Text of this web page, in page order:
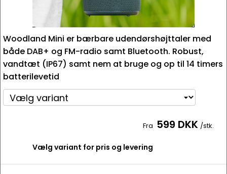
Woodland Mini er bærbare udendørshøjttaler med
både DAB+ og FM-radio samt Bluetooth. Robust,
vandtæt (IP67) samt nem at bruge og op til 14 timers
batterilevetid
Fra 599 DKK /stk.
Vælg variant for pris og levering